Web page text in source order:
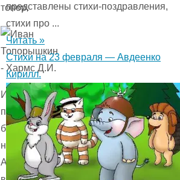
топор.
Иван
повалился
бревном
на болото,
А пудель
представлены стихи-поздравления,
стихи про ...
Читать »
Стихи на 23 февраля — Авдеенко
Кирилл.